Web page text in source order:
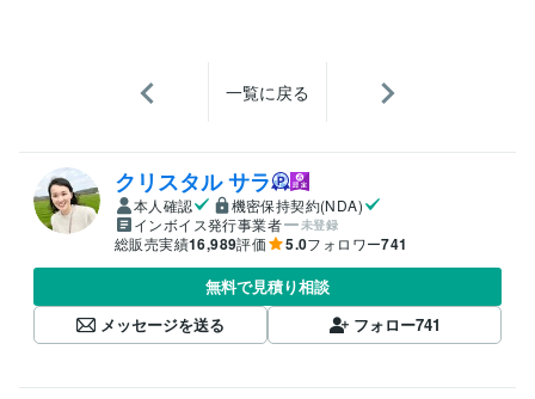
一覧に戻る
クリスタル サラ
本人確認
機密保持契約(NDA)
インボイス発行事業者
未登録
総販売実績16,989評価 5.0フォロワー741
無料で見積り相談
メッセージを送る
フォロー741